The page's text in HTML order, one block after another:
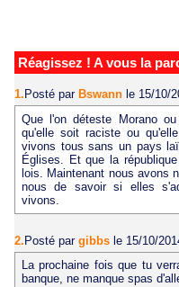
Réagissez ! A vous la
1. Posté par Bswann le 15/10/
Que l'on déteste Morano
qu'elle soit raciste ou
vivons tous sans un pays
Églises. Et que la
lois. Maintenant nous avons
nous de savoir si elles
vivons.
2.Posté par gibbs le 15/10/
La prochaine fois que tu
banque, ne manque spas